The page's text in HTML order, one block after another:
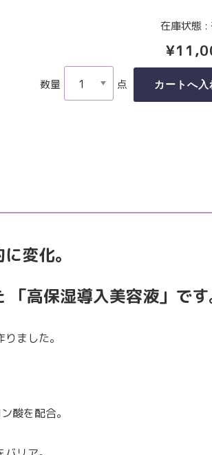
在庫状態 :
数量 点
変化。
高保湿導入美容液」です
ました。
酸を配合。